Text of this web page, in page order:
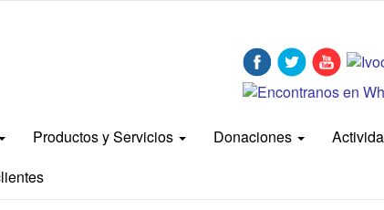
Productos y Servicios Donaciones